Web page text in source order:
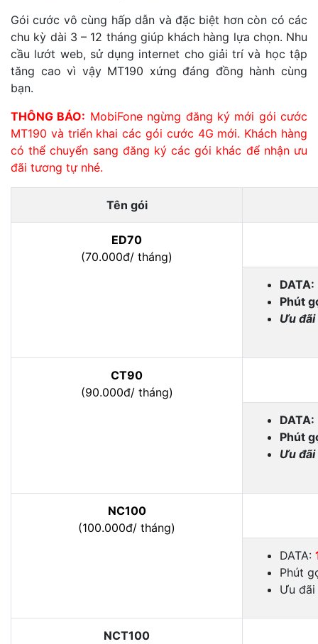
Gói cước vô cùng hấp dẫn và đặc biệt hơn còn có các
chu kỳ dài 3 – 12 tháng giúp khách hàng lựa chọn. Nhu
cầu lướt web, sử dụng internet cho giải trí và học tập
tăng cao vì vậy MT190 xứng đáng đồng hành cùng
bạn.
THÔNG BÁO: MobiFone ngừng đăng ký mới gói cước
MT190 và triển khai các gói cước 4G mới. Khách hàng
có thể chuyển sang đăng ký các gói khác để nhận ưu
đãi tương tự nhé.
Tên gói
ED70
(70.000đ/ tháng)
DATA:
Phút
Ưu
CT90
(90.000đ/ tháng)
DATA:
Phút
Ưu
NC100
(100.000đ/ tháng)
DATA:
Phút
Ưu
NCT100